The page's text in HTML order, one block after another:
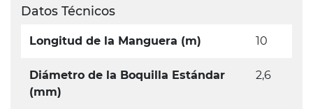
Datos Técnicos
Longitud de la Manguera (m) 10
Diámetro de la Boquilla Estándar
(mm)
2,6